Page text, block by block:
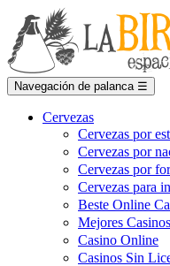
Navegación de palanca ☰
Cervezas
Cervezas por
Cervezas por
Cervezas por
Cervezas para
Beste Online
Mejores
Casino Online
Casinos Sin